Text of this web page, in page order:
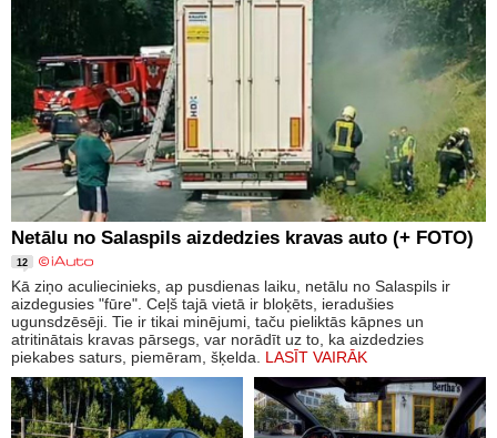
Netālu no Salaspils aizdedzies kravas auto (+ FOTO)
12
Kā ziņo aculiecinieks, ap pusdienas laiku, netālu no Salaspils ir
aizdegusies "fūre". Ceļš tajā vietā ir bloķēts, ieradušies
ugunsdzēsēji. Tie ir tikai minējumi, taču pieliktās kāpnes un
atritinātais kravas pārsegs, var norādīt uz to, ka aizdedzies
piekabes saturs, piemēram, šķelda. LASĪT VAIRĀK